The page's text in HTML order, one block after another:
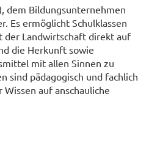
dem Bildungsunternehmen
Es ermöglicht Schulklassen
der Landwirtschaft direkt auf
die Herkunft sowie
mit allen Sinnen zu
sind pädagogisch und fachlich
auf anschauliche